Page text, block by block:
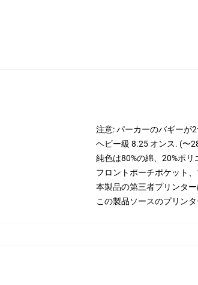
注意: パーカーのバギーが
ヘビー級 8.25 オンス. (〜
純色は80%の綿、20%ポ
フロントポーチポケット
本製品の第三者プリンタ
この製品ソースのプリン